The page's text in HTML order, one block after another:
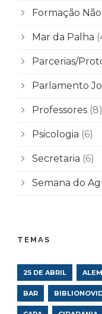
Formação
Mar da Palha
Parcerias/
Parlamento
Professores (8)
Psicologia (6)
Secretaria (6)
Semana do
TEMAS
25 DE ABRIL
BAR